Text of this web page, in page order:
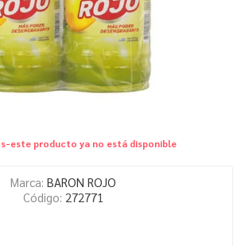
este producto ya no está disponible
Marca: BARON ROJO
Código: 272771